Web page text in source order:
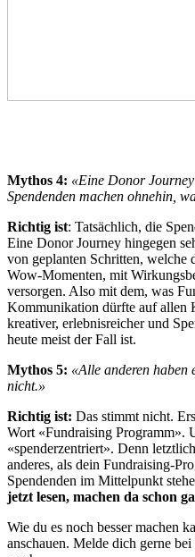
Mythos 4: «Eine Donor
Spendenden machen ohnehin,
Richtig ist: Tatsächlich, die
Eine Donor Journey hingegen
von geplanten Schritten, welche
Wow-Momenten, mit
versorgen. Also mit dem, was
Kommunikation dürfte auf allen
kreativer, erlebnisreicher und
heute meist der Fall ist.
Mythos 5: «Alle anderen
nicht.»
Richtig ist: Das stimmt nicht.
Wort «Fundraising Programm».
«spenderzentriert». Denn
anderes, als dein Fundraising-
Spendenden im Mittelpunkt
jetzt lesen, machen da schon
Wie du es noch besser machen
anschauen. Melde dich gerne